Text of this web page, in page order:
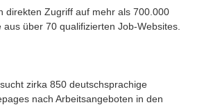
direkten Zugriff auf mehr als 700.000
über 70 qualifizierten Job-Websites.
zirka 850 deutschsprachige
nach Arbeitsangeboten in den